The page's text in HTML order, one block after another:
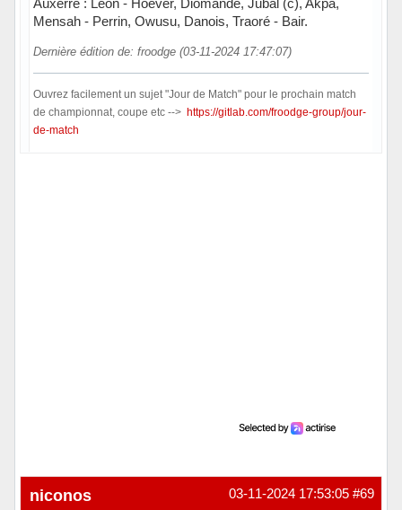
Mensah - Perrin, Owusu, Danois, Traoré - Bair.
Dernière édition de: froodge (03-11-2024 17:47:07)
Ouvrez facilement un sujet "Jour de Match" pour le prochain match
de championnat, coupe etc --> https://gitlab.com/froodge-group/jour-
de-match
#69
03-11-2024 17:53:05
niconos